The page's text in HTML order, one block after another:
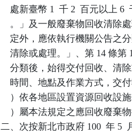
處新臺幣 1  千 2  百元以
。」及一般廢棄物回收清除
定外，應依執行機關公告之
清除或處理。」、第 14 條
分類後，始得交付回收、
時間、地點及作業方式，
）依各地區設置資源回收
）屬本法規定之應回收廢棄
二、次按新北市政府 100  年 5